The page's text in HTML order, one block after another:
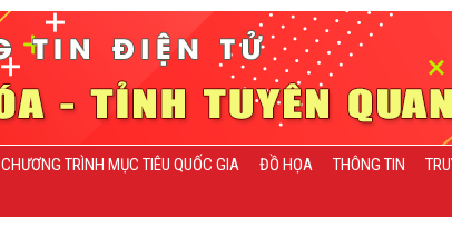
CHƯƠNG TRÌNH MỤC TIÊU QUỐC GIA ĐỒ HỌA THÔNG TIN